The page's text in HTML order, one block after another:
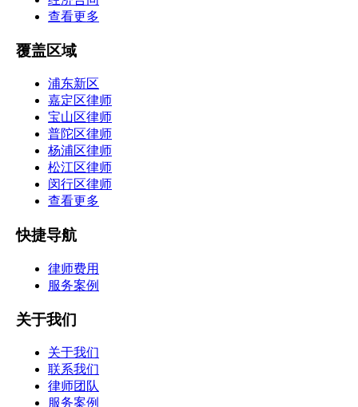
查看更多
覆盖区域
浦东新区
嘉定区律师
宝山区律师
普陀区律师
杨浦区律师
松江区律师
闵行区律师
查看更多
快捷导航
律师费用
服务案例
关于我们
关于我们
联系我们
律师团队
服务案例